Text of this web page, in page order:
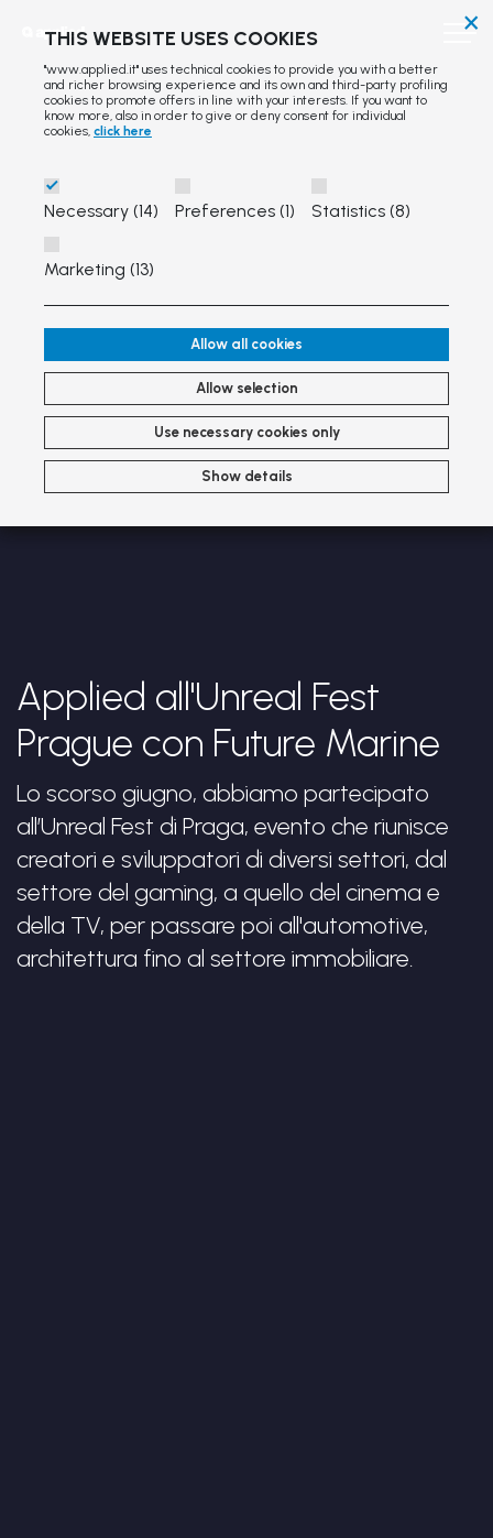
×
THIS WEBSITE USES COOKIES
"www.applied.it" uses technical cookies to provide you with a better
and richer browsing experience and its own and third-party profiling
cookies to promote offers in line with your interests. If you want to
know more, also in order to give or deny consent for individual
cookies, click here
Necessary (14) Preferences (1) Statistics (8)
Marketing (13)
Allow all cookies
Allow selection
Use necessary cookies only
Show details
Applied all'Unreal Fest
Prague con Future Marine
Lo scorso giugno, abbiamo partecipato
all’Unreal Fest di Praga, evento che riunisce
creatori e sviluppatori di diversi settori, dal
settore del gaming, a quello del cinema e
della TV, per passare poi all'automotive,
architettura fino al settore immobiliare.